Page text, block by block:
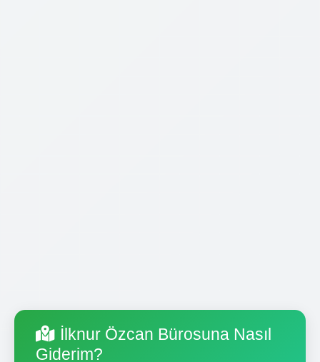
İlknur Özcan Bürosuna Nasıl
Giderim?